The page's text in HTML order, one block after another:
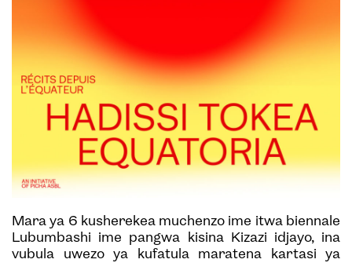
Mara ya 6 kusherekea muchenzo ime itwa biennale
Lubumbashi ime pangwa kisina Kizazi idjayo, ina
vubula uwezo ya kufatula maratena kartasi ya